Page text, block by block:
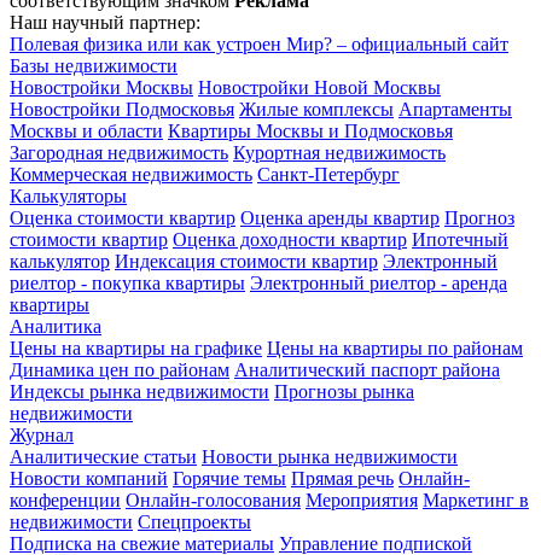
Наш научный партнер:
Полевая физика или как устроен Мир? – официальный сайт
Базы недвижимости
Новостройки Москвы Новостройки Новой Москвы
Новостройки Подмосковья Жилые комплексы Апартаменты
Москвы и области Квартиры Москвы и Подмосковья
Загородная недвижимость Курортная недвижимость
Коммерческая недвижимость Санкт-Петербург
Калькуляторы
Оценка стоимости квартир Оценка аренды квартир Прогноз
стоимости квартир Оценка доходности квартир Ипотечный
калькулятор Индексация стоимости квартир Электронный
риелтор - покупка квартиры Электронный риелтор - аренда
квартиры
Аналитика
Цены на квартиры на графике Цены на квартиры по районам
Динамика цен по районам Аналитический паспорт района
Индексы рынка недвижимости Прогнозы рынка
недвижимости
Журнал
Аналитические статьи Новости рынка недвижимости
Новости компаний Горячие темы Прямая речь Онлайн-
конференции Онлайн-голосования Мероприятия Маркетинг в
недвижимости Спецпроекты
Подписка на свежие материалы Управление подпиской